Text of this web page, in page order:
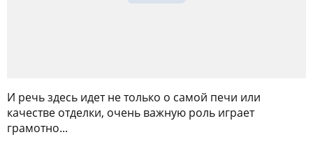
И речь здесь идет не только о самой печи или
качестве отделки, очень важную роль играет
грамотно...